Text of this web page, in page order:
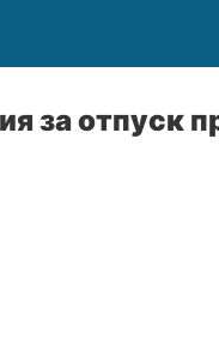
за отпуск